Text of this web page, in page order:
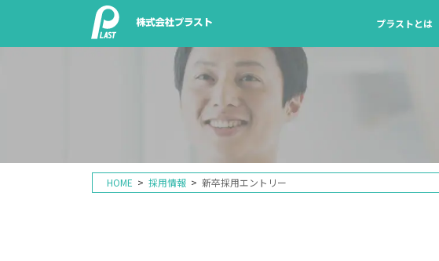
プラストとは
HOME 採用情報 新卒採用エントリー